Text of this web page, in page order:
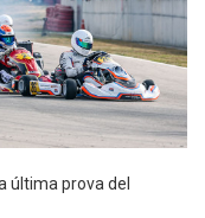
última prova del